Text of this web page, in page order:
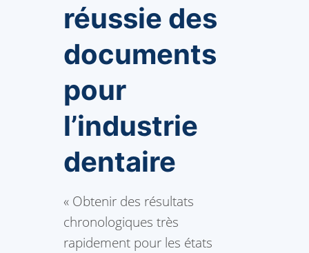
réussie des
documents
pour
l’industrie
dentaire
« Obtenir des résultats
chronologiques très
rapidement pour les états